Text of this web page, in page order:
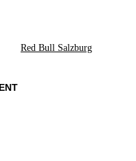
Red Bull Salzburg